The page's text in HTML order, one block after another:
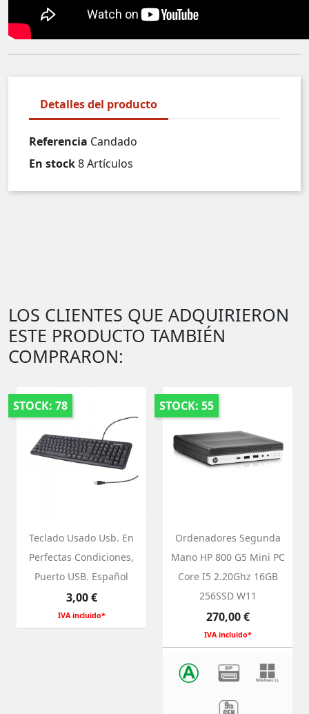
Detalles del producto
Referencia Candado
En stock8 Artículos
LOS CLIENTES QUE ADQUIRIERON
ESTE PRODUCTO TAMBIÉN
COMPRARON:
STOCK: 78
Teclado Usado Usb. En
Perfectas Condiciones,
Puerto USB. Español
Precio
3,00 €
IVA incluido*
STOCK: 55
Ordenadores Segunda
Mano HP 800 G5 Mini PC
Core I5 2.20Ghz 16GB
256SSD W11
Precio
270,00 €
IVA incluido*